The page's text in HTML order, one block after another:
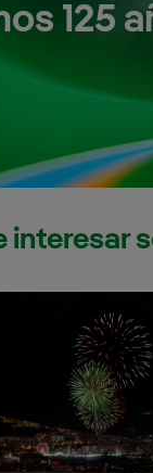
125
interesar